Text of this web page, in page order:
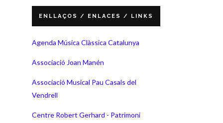
ENLLAÇOS / ENLACES / LINKS
Agenda Música Clàssica Catalunya
Associació Joan Manén
Associació Musical Pau Casals del
Vendrell
Centre Robert Gerhard - Patrimoni